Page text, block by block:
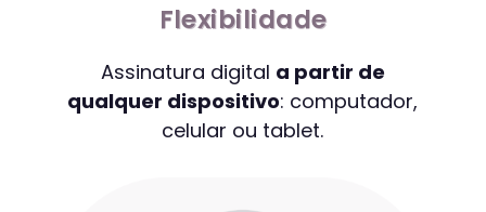
Flexibilidade
Assinatura digital a partir de
qualquer dispositivo: computador,
celular ou tablet.